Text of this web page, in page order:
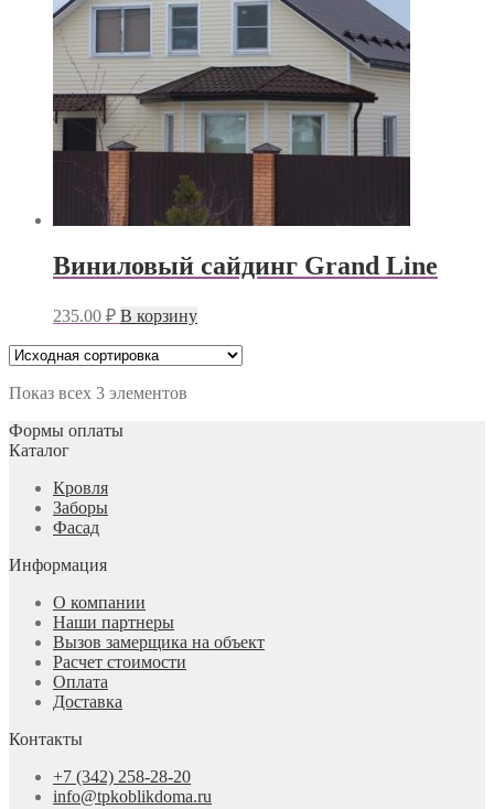
Виниловый сайдинг Grand Line
235.00 ₽ В корзину
Показ всех 3 элементов
Формы оплаты
Каталог
Кровля
Заборы
Фасад
Информация
О компании
Наши партнеры
Вызов замерщика на объект
Расчет стоимости
Оплата
Доставка
Контакты
+7 (342) 258-28-20
info@tpkoblikdoma.ru